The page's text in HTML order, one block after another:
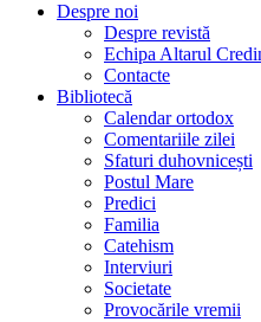
Despre noi
Despre revistă
Echipa Altarul
Contacte
Bibliotecă
Calendar ortodox
Comentariile zilei
Sfaturi duhovnicești
Postul Mare
Predici
Familia
Catehism
Interviuri
Societate
Provocările vremii